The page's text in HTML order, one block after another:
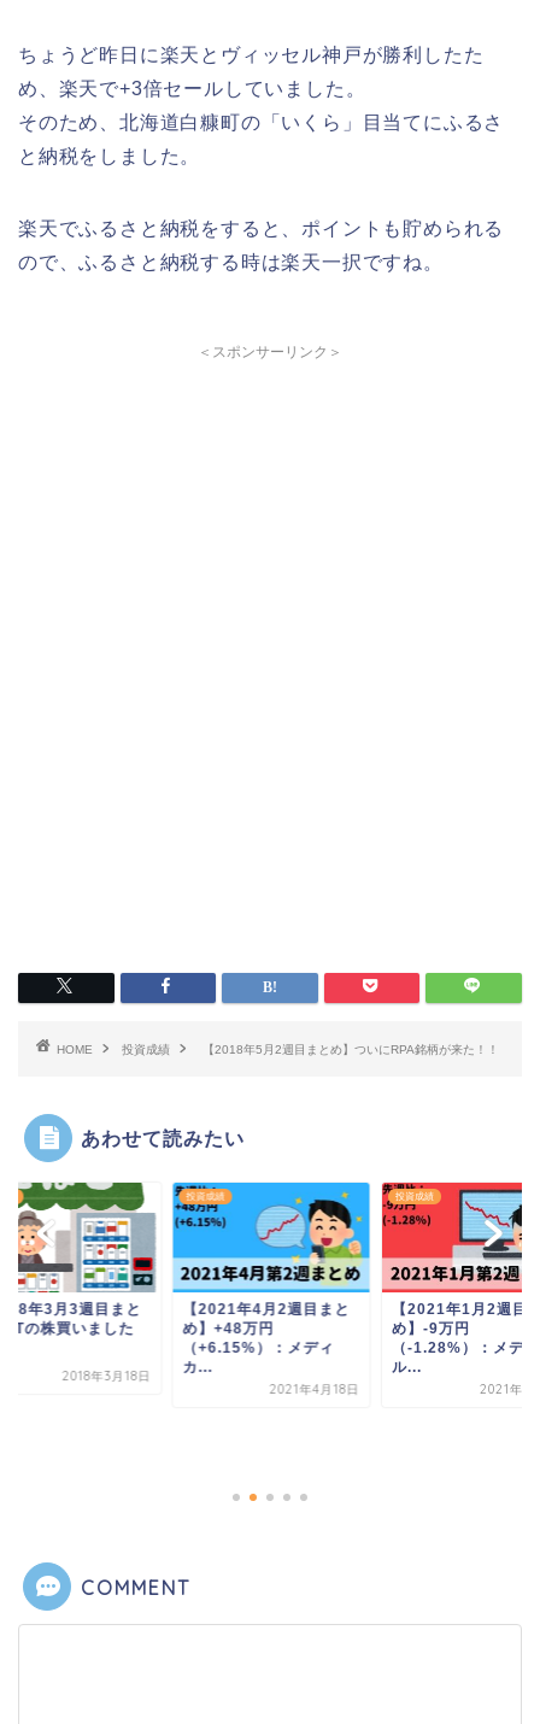
ちょうど昨日に楽天とヴィッセル神戸が勝利したた
め、楽天で+3倍セールしていました。
そのため、北海道白糠町の「いくら」目当てにふるさ
と納税をしました。
楽天でふるさと納税をすると、ポイントも貯められる
ので、ふるさと納税する時は楽天一択ですね。
＜スポンサーリンク＞
HOME 投資成績 【2018年5月2週目まとめ】ついにRPA銘柄が来た！！
あわせて読みたい
年3月3週目まと
JTの株買いました
2018年3月18日
投資成績
【2021年4月2週目まと
め】+48万円
（+6.15%）：メディ
カ...
2021年4月18日
投資成績
【2021年1月2週目
め】-9万円
（-1.28%）：メデ
ル...
2021年1
COMMENT